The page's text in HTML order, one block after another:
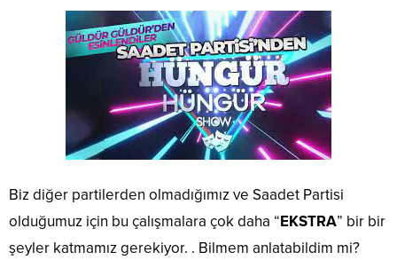
Biz diğer partilerden olmadığımız ve Saadet Partisi
olduğumuz için bu çalışmalara çok daha “EKSTRA” bir bir
şeyler katmamız gerekiyor. . Bilmem anlatabildim mi?